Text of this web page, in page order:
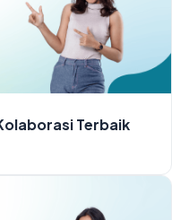
Terbaik